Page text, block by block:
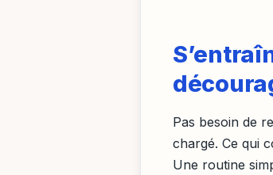
Pas besoin de
chargé. Ce qui
Une routine